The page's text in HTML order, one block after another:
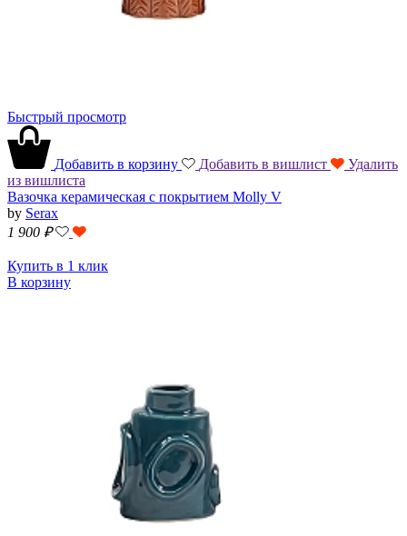
Быстрый просмотр
Добавить в корзину Добавить в вишлист
Удалить
из вишлиста
Вазочка керамическая с покрытием Molly V
by Serax
1 900 ₽
Купить в 1 клик
В корзину